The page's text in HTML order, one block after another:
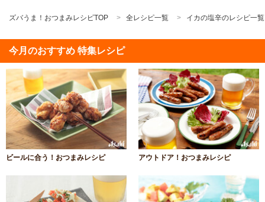
ズバうま！おつまみレシピTOP 全レシピ一覧 イカの塩辛のレシピ一覧
今月のおすすめ 特集レシピ
ビールに合う！おつまみレシピ アウトドア！おつまみレシピ